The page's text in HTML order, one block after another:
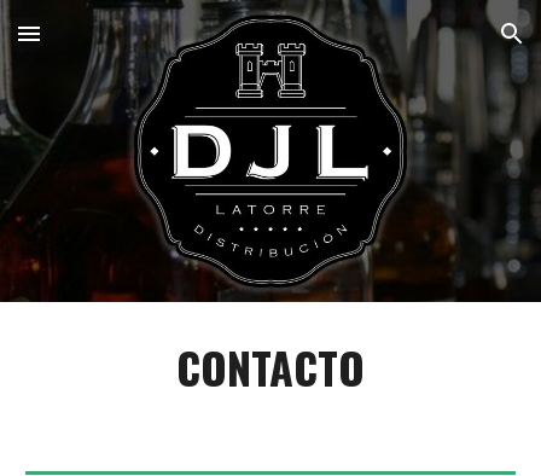
Skip to main content Skip to navigation
CONTACTO